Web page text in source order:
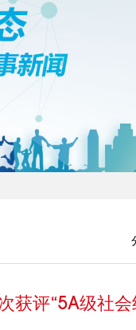
获评“5A级社会